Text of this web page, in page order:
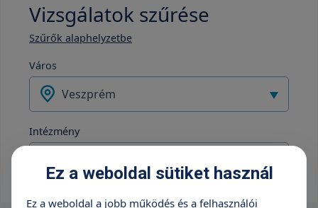
Vizsgálatok szűrése
Szűrők alaphelyzetbe
Város
Veszprém
Intézmény
Ez a weboldal sütiket használ
Ez a weboldal a jobb működés és a felhasználói